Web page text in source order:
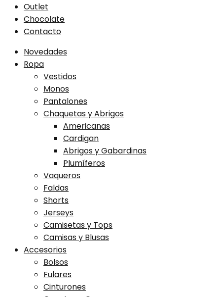
Outlet
Chocolate
Contacto
Novedades
Ropa
Vestidos
Monos
Pantalones
Chaquetas y Abrigos
Americanas
Cardigan
Abrigos y Gabardinas
Plumíferos
Vaqueros
Faldas
Shorts
Jerseys
Camisetas y Tops
Camisas y Blusas
Accesorios
Bolsos
Fulares
Cinturones